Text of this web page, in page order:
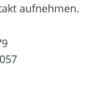
aufnehmen.